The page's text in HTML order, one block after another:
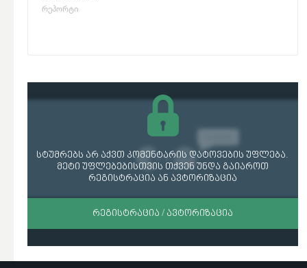
რეპორტი
სტუმრებს არ აქვთ კომენტარის დატოვების უფლება.
მეტი უფლებებისთვის თქვენ უნდა გაიაროთ
რეგისტრაცია ან ავტორიზაცია
ᲠᲔᲒᲘᲡᲢᲠᲐᲪᲘᲐ / ᲐᲕᲢᲝᲠᲘᲖᲐᲪᲘᲐ